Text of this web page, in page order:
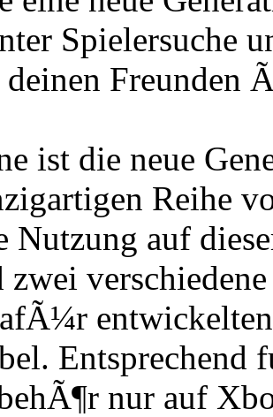
Spielersuche
Freunden
ist die neue
Reihe
auf
zwei
Entsprechend
nur auf